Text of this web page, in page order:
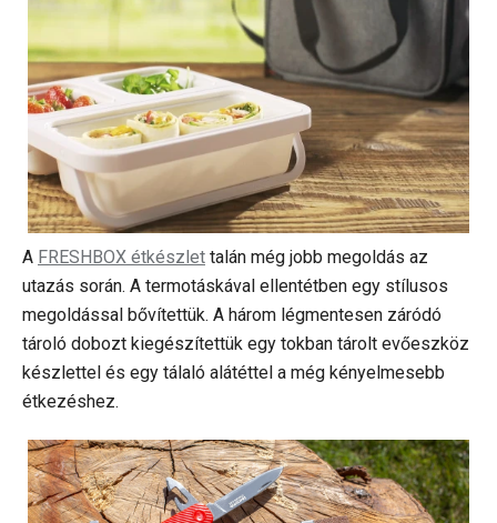
A FRESHBOX étkészlet talán még jobb megoldás az
utazás során. A termotáskával ellentétben egy stílusos
megoldással bővítettük. A három légmentesen záródó
tároló dobozt kiegészítettük egy tokban tárolt evőeszköz
készlettel és egy tálaló alátéttel a még kényelmesebb
étkezéshez.